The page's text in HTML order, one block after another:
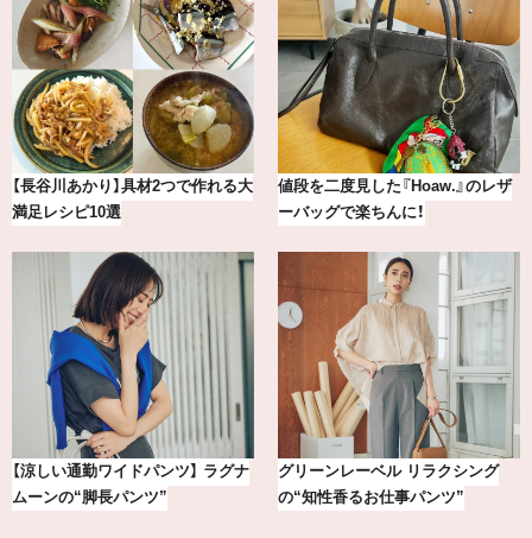
【2026年8月】鏡リュウジの12星座
別占い
【BAILA×OMO】ウオズミアミ描き
下ろし！金沢の旅リスト
【銀座かねまつ】おしゃれ＆快適な
黒スニーカー4選
気分が上がる「フルラ」のアイウェ
アを「眼鏡市場」で探して。